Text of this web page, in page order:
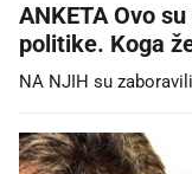
ANKETA Ovo
politike. Koga
NA NJIH su